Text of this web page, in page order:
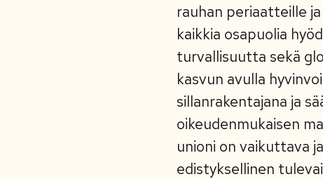
rauhan periaatteille
kaikkia osapuolia
turvallisuutta sekä
kasvun avulla
sillanrakentajana ja
oikeudenmukaisen
unioni on vaikuttava
edistyksellinen